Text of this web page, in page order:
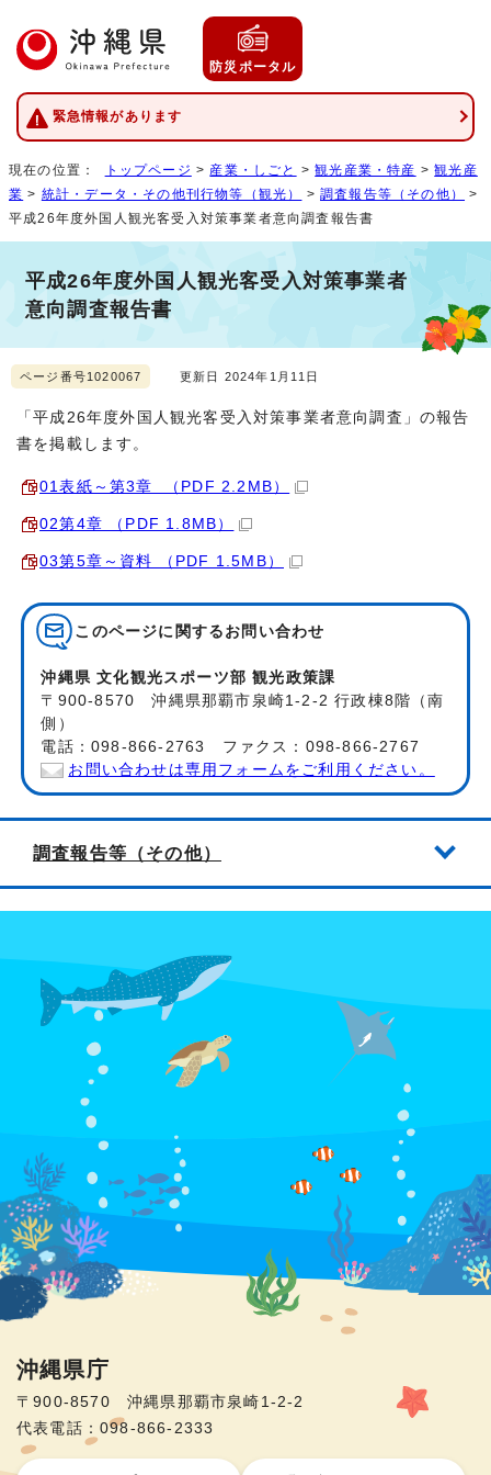
防災ポータル
緊急情報があります
現在の位置： トップページ > 産業・しごと >観光産業・特産 >観光産
業 > 統計・データ・その他刊行物等（観光） >調査報告等（その他）
>
平成26年度外国人観光客受入対策事業者意向調査報告書
平成26年度外国人観光客受入対策事業者
意向調査報告書
ページ番号1020067 更新日 2024年1月11日
「平成26年度外国人観光客受入対策事業者意向調査」の報告
書を掲載します。
01表紙～第3章 （PDF 2.2MB）
02第4章 （PDF 1.8MB）
03第5章～資料 （PDF 1.5MB）
このページに関する お問い合わせ
沖縄県 文化観光スポーツ部 観光政策課
〒900-8570 沖縄県那覇市泉崎1-2-2 行政棟8階（南
側）
電話：098-866-2763 ファクス：098-866-2767
お問い合わせは専用フォームをご利用ください。
調査報告等（その他）
沖縄県庁
〒900-8570 沖縄県那覇市泉崎1-2-2
代表電話：098-866-2333